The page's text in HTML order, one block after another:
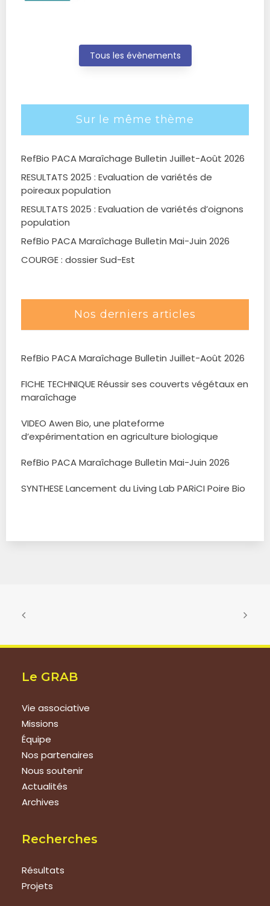
Tous les évènements
Sur le même thème
RefBio PACA Maraîchage Bulletin Juillet-Août 2026
RESULTATS 2025 : Evaluation de variétés de
poireaux population
RESULTATS 2025 : Evaluation de variétés d’oignons
population
RefBio PACA Maraîchage Bulletin Mai-Juin 2026
COURGE : dossier Sud-Est
Nos derniers articles
RefBio PACA Maraîchage Bulletin Juillet-Août 2026
FICHE TECHNIQUE Réussir ses couverts végétaux en
maraîchage
VIDEO Awen Bio, une plateforme
d’expérimentation en agriculture biologique
RefBio PACA Maraîchage Bulletin Mai-Juin 2026
SYNTHESE Lancement du Living Lab PARiCI Poire Bio
Le GRAB
Vie associative
Missions
Équipe
Nos partenaires
Nous soutenir
Actualités
Archives
Recherches
Résultats
Projets